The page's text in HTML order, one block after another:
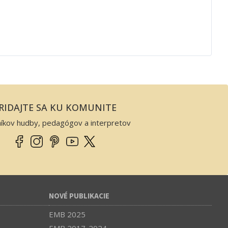
SA KU KOMUNITE
hudby, pedagógov a interpretov
NOVÉ PUBLIKACIE
EMB 2025